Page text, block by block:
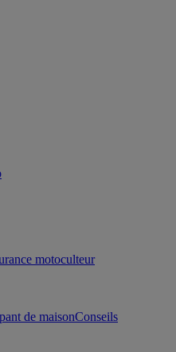
motoculteur
de maisonConseils